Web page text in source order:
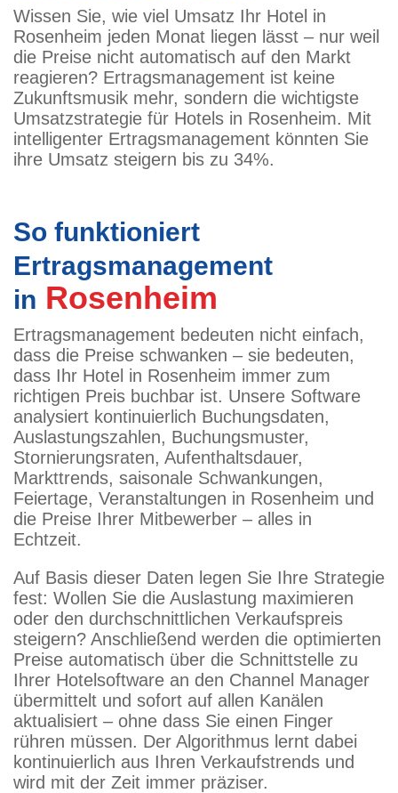
Wissen Sie, wie viel Umsatz Ihr Hotel in
Rosenheim jeden Monat liegen lässt – nur weil
die Preise nicht automatisch auf den Markt
reagieren? Ertragsmanagement ist keine
Zukunftsmusik mehr, sondern die wichtigste
Umsatzstrategie für Hotels in Rosenheim. Mit
intelligenter Ertragsmanagement könnten Sie
ihre Umsatz steigern bis zu 34%.
So funktioniert
Ertragsmanagement
in Rosenheim
Ertragsmanagement bedeuten nicht einfach,
dass die Preise schwanken – sie bedeuten,
dass Ihr Hotel in Rosenheim immer zum
richtigen Preis buchbar ist. Unsere Software
analysiert kontinuierlich Buchungsdaten,
Auslastungszahlen, Buchungsmuster,
Stornierungsraten, Aufenthaltsdauer,
Markttrends, saisonale Schwankungen,
Feiertage, Veranstaltungen in Rosenheim und
die Preise Ihrer Mitbewerber – alles in
Echtzeit.
Auf Basis dieser Daten legen Sie Ihre Strategie
fest: Wollen Sie die Auslastung maximieren
oder den durchschnittlichen Verkaufspreis
steigern? Anschließend werden die optimierten
Preise automatisch über die Schnittstelle zu
Ihrer Hotelsoftware an den Channel Manager
übermittelt und sofort auf allen Kanälen
aktualisiert – ohne dass Sie einen Finger
rühren müssen. Der Algorithmus lernt dabei
kontinuierlich aus Ihren Verkaufstrends und
wird mit der Zeit immer präziser.